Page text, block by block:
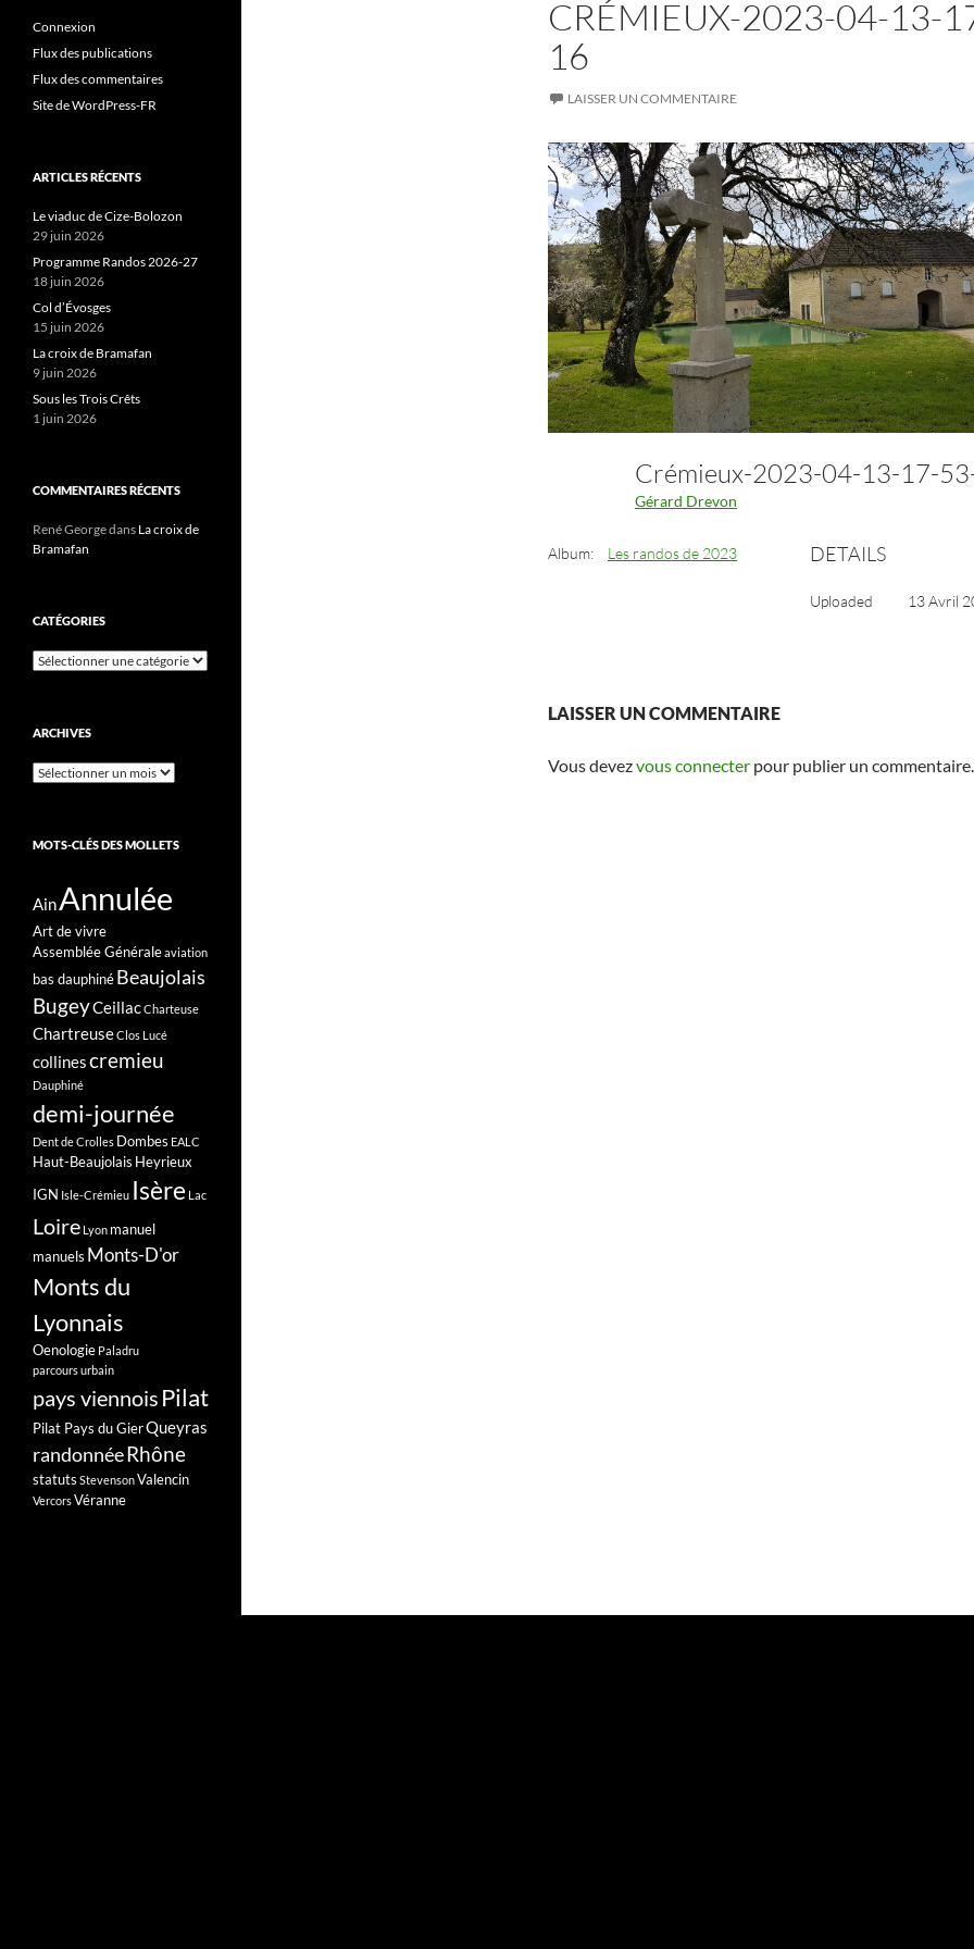
CRÉMIEUX-2023-04-13-
16
LAISSER UN COMMENTAIRE
Crémieux-2023-04-13-17-
Gérard Drevon
Album: Les randos de 2023 DETAILS
Uploaded 13 Avril
LAISSER UN COMMENTAIRE
Vous devezvous connecter pour publier un commentaire.
Connexion
Flux des publications
Flux des commentaires
Site de WordPress-FR
ARTICLES RÉCENTS
Le viaduc de Cize-Bolozon
29 juin 2026
Programme Randos 2026-27
18 juin 2026
Col d’Évosges
15 juin 2026
La croix de Bramafan
9 juin 2026
Sous les Trois Crêts
1 juin 2026
COMMENTAIRES RÉCENTS
René Georgedans La croix de
Bramafan
CATÉGORIES
Catégories
ARCHIVES
Archives
MOTS-CLÉS DES MOLLETS
AinAnnulée
Art de vivre
Assemblée Généraleaviation
bas dauphinéBeaujolais
BugeyCeillacCharteuse
ChartreuseClos Lucé
collinescremieu
Dauphiné
demi-journée
Dent de Crolles Dombes EALC
Haut-Beaujolais Heyrieux
IGN Isle-Crémieu Isère Lac
Loire Lyon manuel
manuels Monts-D'or
Monts du
Lyonnais
Oenologie Paladru
parcours urbain
pays viennois Pilat
Pilat Pays du GierQueyras
randonnéeRhône
statuts StevensonValencin
VercorsVéranne